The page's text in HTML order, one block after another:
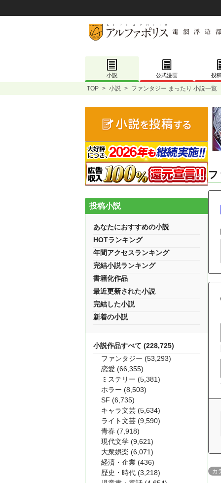
小説 公式漫画 投
TOP > 小説 > ファンタジー まったり 小説一覧
カ
投稿小説
あなたにおすすめの小説
HOTランキング
年間アクセスランキング
完結小説ランキング
書籍化作品
最近更新された小説
完結した小説
新着の小説
小説作品すべて (228,725)
ファンタジー (53,293)
恋愛 (66,355)
ミステリー (5,381)
ホラー (8,503)
SF (6,735)
キャラ文芸 (5,634)
ライト文芸 (9,590)
青春 (7,918)
現代文学 (9,621)
大衆娯楽 (6,071)
経済・企業 (436)
歴史・時代 (3,218)